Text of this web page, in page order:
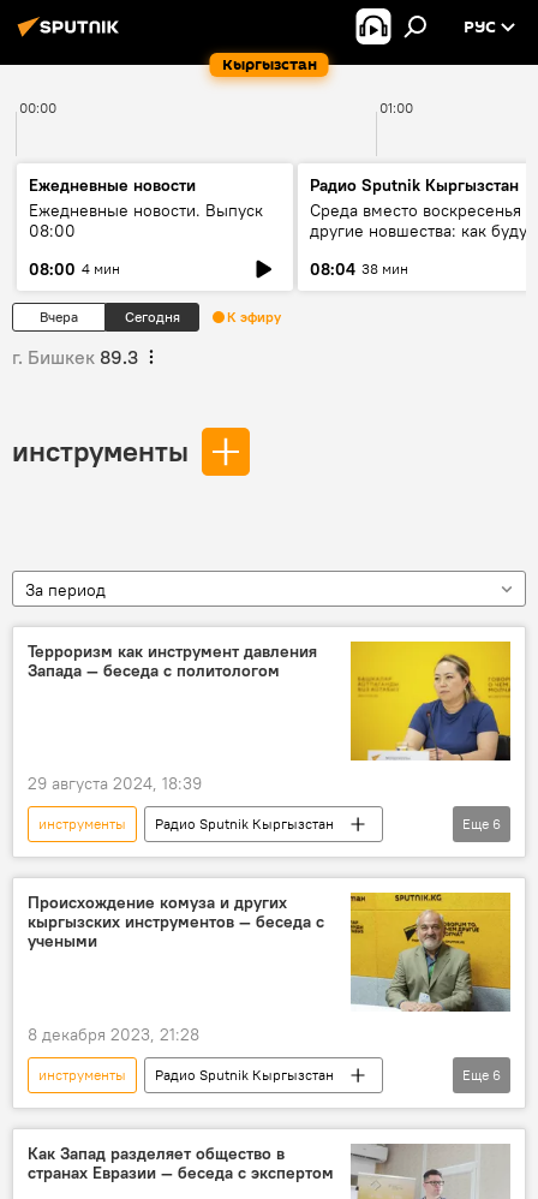
Кыргызстан
РУС
00:00 01:00
Ежедневные новости
Ежедневные новости. Выпуск
08:00
08:00 4 мин
Радио Sputnik Кыргызстан
Среда вместо воскресенья и
другие новшества: как будут
08:04 38 мин
Вчера Сегодня К эфиру
г. Бишкек 89.3
инструменты
За период
Терроризм как инструмент давления
Запада — беседа с политологом
29 августа 2024, 18:39
инструменты
Радио Sputnik Кыргызстан
Запад
терроризм
религия
давление
Политика
Особый акцент
Еще 6
Происхождение комуза и других
кыргызских инструментов — беседа с
учеными
8 декабря 2023, 21:28
инструменты
Радио Sputnik Кыргызстан
Кыргызстан
музыка
комуз
история
происхождение
Особый акцент
Еще 6
Как Запад разделяет общество в
странах Евразии — беседа с экспертом